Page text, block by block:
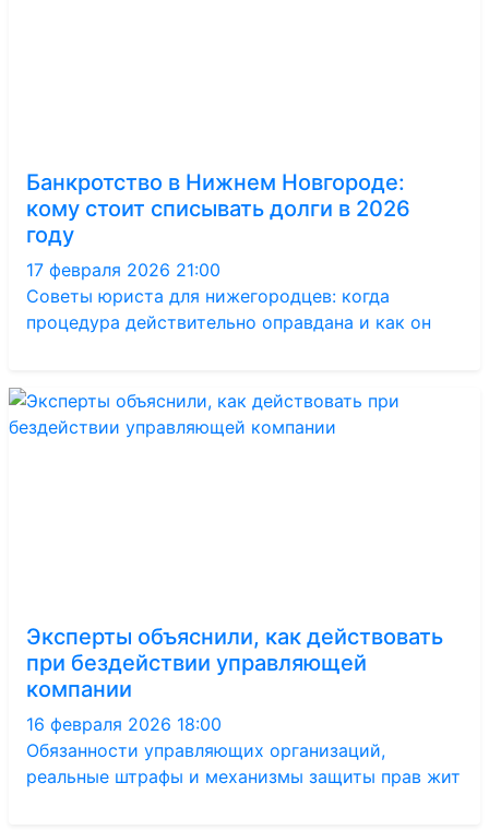
Банкротство в Нижнем Новгороде:
кому стоит списывать долги в 2026
году
17 февраля 2026 21:00
Советы юриста для нижегородцев: когда
процедура действительно оправдана и как он
Эксперты объяснили, как действовать
при бездействии управляющей
компании
16 февраля 2026 18:00
Обязанности управляющих организаций,
реальные штрафы и механизмы защиты прав жит